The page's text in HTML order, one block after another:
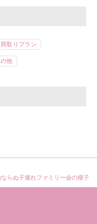
買取りプラン
他
らぬ子連れファミリー会の様子